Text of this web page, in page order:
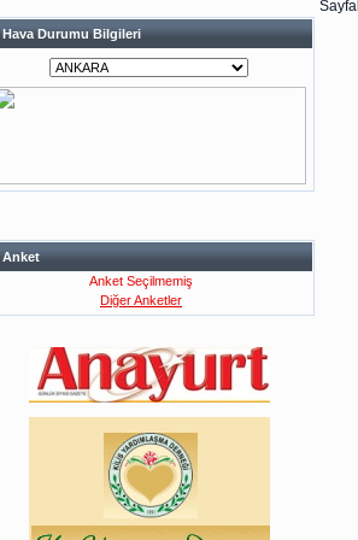
Hava Durumu Bilgileri
Anket
Anket Seçilmemiş
Diğer Anketler